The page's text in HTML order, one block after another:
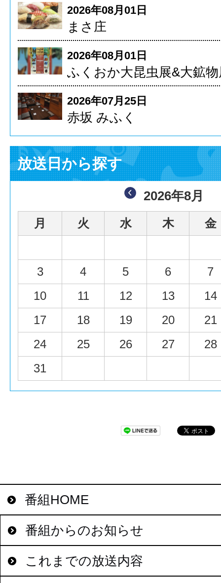
2026年08月01日
まさ庄
2026年08月01日
ふくおか大昆虫展&大鉱物
2026年07月25日
赤坂 みふく
放送日から探す
2026年8月
月 火 水 木 金
3 4 5 6
7
10
11 12 13
14
17
18 19 20
21
24
25 26 27
28
31
番組HOME
番組からのお知らせ
これまでの放送内容